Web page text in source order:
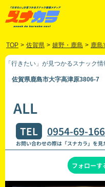
TOP > 佐賀県 > 嬉野・鹿島 > 鹿島
「行きたい」が見つかるスナック
佐賀県鹿島市大字高津原3806-7
ALL
TEL 0954-69-
お問い合わせの際は「スナカラ」を
フォローす